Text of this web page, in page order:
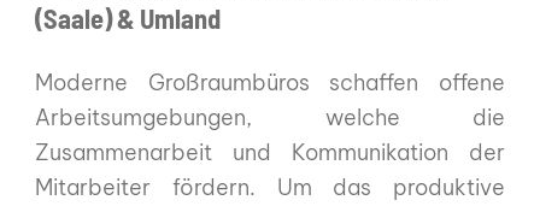
(Saale) & Umland
Moderne Großraumbüros schaffen offene
Arbeitsumgebungen, welche die
Zusammenarbeit und Kommunikation der
Mitarbeiter fördern. Um das produktive